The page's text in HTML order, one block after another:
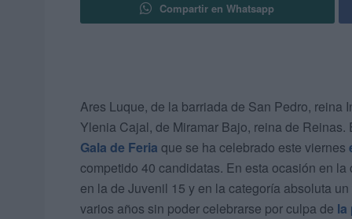
Compartir en Whatsapp
Ares Luque, de la barriada de San Pedro, reina
Ylenia Cajal, de Miramar Bajo, reina de
Gala de Feria que se ha celebrado este viernes
competido 40 candidatas. En esta ocasión en
en la de Juvenil 15 y en la categoría absoluta
varios años sin poder celebrarse por culpa de la